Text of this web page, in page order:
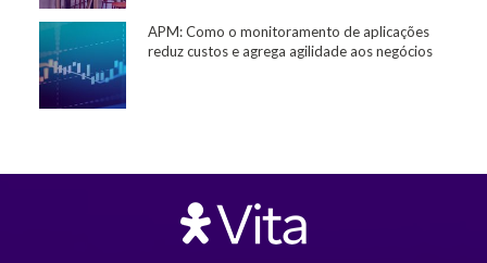
APM: Como o monitoramento de aplicações
reduz custos e agrega agilidade aos negócios